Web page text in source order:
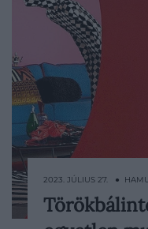
Immár 18. éve
2023. JÚLIUS 27. ●